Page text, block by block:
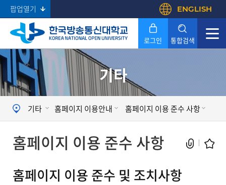
팝업열기 ENGLISH
로그인 통합검색
Search 기타
기타 홈페이지 이용안내 홈페이지 이용 준수 사항
홈페이지 이용 준수 사항
홈페이지 이용 준수 및 조치사항